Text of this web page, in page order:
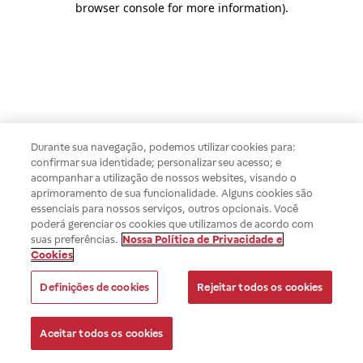
browser console for more information).
Durante sua navegação, podemos utilizar cookies para:
confirmar sua identidade; personalizar seu acesso; e
acompanhar a utilização de nossos websites, visando o
aprimoramento de sua funcionalidade. Alguns cookies são
essenciais para nossos serviços, outros opcionais. Você
poderá gerenciar os cookies que utilizamos de acordo com
suas preferências. Nossa Política de Privacidade e
Cookies
Definições de cookies Rejeitar todos os cookies
Aceitar todos os cookies